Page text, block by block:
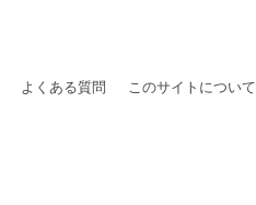
よくある質問 このサイトについて